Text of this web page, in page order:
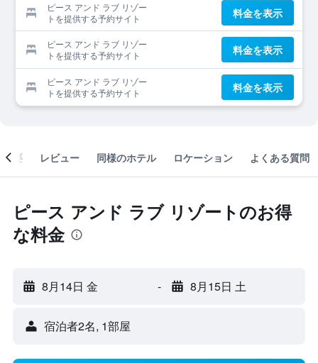
ピース アンド ラブ リゾー
トを提供する予約サイト
料金を表示
ピース アンド ラブ リゾー
トを提供する予約サイト
料金を表示
ピース アンド ラブ リゾー
トを提供する予約サイト
料金を表示
概要 レビュー 同様のホテル ロケーション よくある質問
ピース アンド ラブ リゾートのお得
な料金
8月14日 金 - 8月15日 土
宿泊者2名, 1​部屋